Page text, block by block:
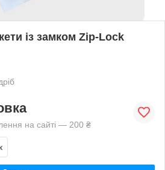
із замком Zip-Lock
на сайті — 200 ₴